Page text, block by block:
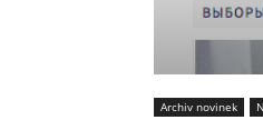
Archiv novinek